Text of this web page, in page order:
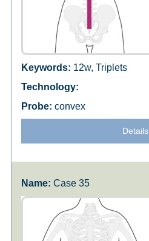
12w, Triplets
convex
Details
Case 35